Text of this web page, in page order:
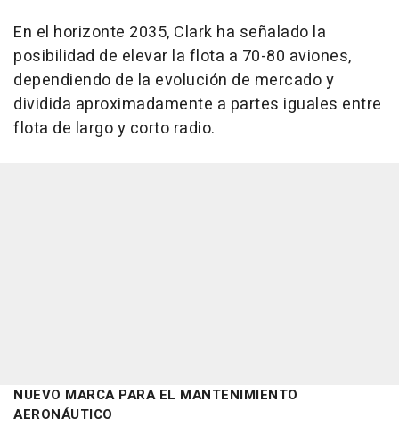
En el horizonte 2035, Clark ha señalado la
posibilidad de elevar la flota a 70-80 aviones,
dependiendo de la evolución de mercado y
dividida aproximadamente a partes iguales entre
flota de largo y corto radio.
NUEVO MARCA PARA EL MANTENIMIENTO
AERONÁUTICO